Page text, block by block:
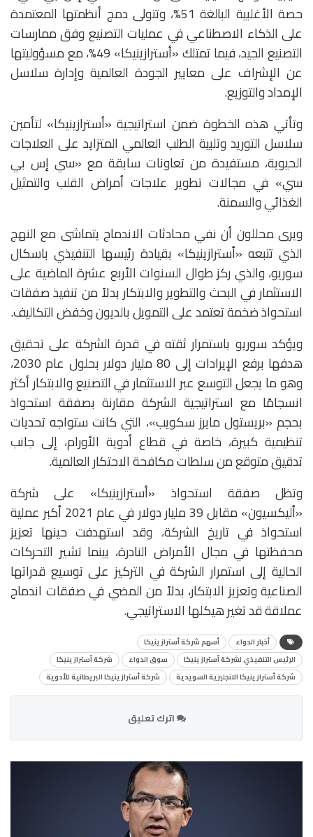
حصة الأغلبية البالغة 51%، وتتولى دمج أنظمتها المعتمدة
على الذكاء الاصطناعي في عمليات التصنيع وفق ممارسات
التصنيع الجيد، فيما تمتلك «أسترازينيكا» 49%، مع مسؤوليتها
عن الإشراف على معايير الجودة العالمية وإدارة سلاسل
الإمداد والتوزيع.
وتأتي هذه الخطوة ضمن استراتيجية «أسترازينيكا» لتأمين
سلاسل التوريد وتلبية الطلب العالمي المتزايد على العلاجات
الحيوية، مستفيدة من تعاونات سابقة مع «سي إس بي
سي» في مجالات تطوير علاجات أمراض القلب والتمثيل
الغذائي والسمنة.
ويرى محللون أن نفي محادثات الاندماج يتماشى مع النهج
الذي تتبعه «أسترازينيكا» بقيادة رئيسها التنفيذي باسكال
سوريو، والذي ركز طوال السنوات الأربع عشرة الماضية على
الاستثمار في البحث والتطوير والابتكار بدلاً من تنفيذ صفقات
استحواذ ضخمة تعتمد على التمويل بالديون وخفض التكاليف.
ويؤكد سوريو باستمرار ثقته في قدرة الشركة على تحقيق
هدفها برفع الإيرادات إلى 80 مليار دولار بحلول عام 2030،
وهو ما يجعل التوسع عبر الاستثمار في التصنيع والابتكار أكثر
انسجامًا مع استراتيجية الشركة مقارنة بصفقة استحواذ
بحجم «بريستول مايرز سكويب»، التي كانت ستواجه تحديات
تنظيمية كبيرة، خاصة في قطاع أدوية الأورام، إلى جانب
تدقيق متوقع من سلطات مكافحة الاحتكار العالمية.
وتظل صفقة استحواذ «أسترازينيكا» على شركة
«أليكسيون» مقابل 39 مليار دولار في عام 2021 أكبر عملية
استحواذ في تاريخ الشركة، وقد استهدفت حينها تعزيز
محفظتها في مجال الأمراض النادرة، بينما تشير التحركات
الحالية إلى استمرار الشركة في التركيز على توسيع قدراتها
الصناعية وتعزيز الابتكار، بدلاً من المضي في صفقات اندماج
عملاقة قد تغير هيكلها الاستراتيجي.
أخبار الدواء
أسهم شركة أسترازينيكا
الرئيس التنفيذي لشركة أسترازينيكا
سوق الدواء
شركة أسترازينيكا
شركة أسترازينيكا الانجليزية السويدية
شركة أسترازينيكا البريطانية للأدوية
اترك تعليق